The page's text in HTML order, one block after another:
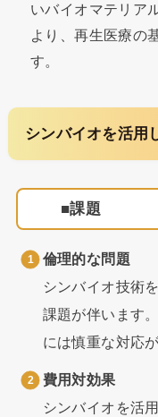
いバイオマテリア
より、再生医療の
す。
シンバイオを活用
課題
倫理的な問題
シンバイオ技術
課題が伴います
には慎重な対応
費用対効果
シンバイオを活